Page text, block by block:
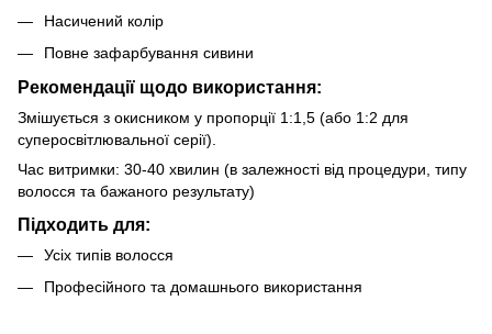
Насичений колір
Повне зафарбування сивини
Рекомендації щодо використання:
Змішується з окисником у пропорції 1:1,5 (або 1:2 для
суперосвітлювальної серії).
Час витримки: 30-40 хвилин (в залежності від процедури, типу
волосся та бажаного результату)
Підходить для:
Усіх типів волосся
Професійного та домашнього використання